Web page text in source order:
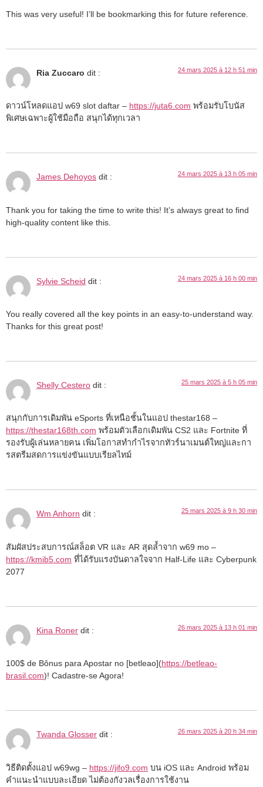
This was very useful! I’ll be bookmarking this for future reference.
Ria Zuccaro dit : 24 mars 2025 à 12 h 51 min
ดาวน์โหลดแอป w69 slot daftar – https://juta6.com พร้อมรับโบนัส
พิเศษเฉพาะผู้ใช้มือถือ สนุกได้ทุกเวลา
James Dehoyos dit : 24 mars 2025 à 13 h 05 min
Thank you for taking the time to write this! It’s always great to find
high-quality content like this.
Sylvie Scheid dit : 24 mars 2025 à 16 h 00 min
You really covered all the key points in an easy-to-understand way.
Thanks for this great post!
Shelly Cestero dit : 25 mars 2025 à 5 h 05 min
สนุกกับการเดิมพัน eSports ที่เหนือชั้นในแอป thestar168 –
https://thestar168th.com พร้อมตัวเลือกเดิมพัน CS2 และ Fortnite ที่
รองรับผู้เล่นหลายคน เพิ่มโอกาสทำกำไรจากทัวร์นาเมนต์ใหญ่และกา
รสตรีมสดการแข่งขันแบบเรียลไทม์
Wm Anhorn dit : 25 mars 2025 à 9 h 30 min
สัมผัสประสบการณ์สล็อต VR และ AR สุดล้ำจาก w69 mo –
https://kmib5.com ที่ได้รับแรงบันดาลใจจาก Half-Life และ Cyberpunk
2077
Kina Roner dit : 26 mars 2025 à 13 h 01 min
100$ de Bônus para Apostar no [betleao](https://betleao-
brasil.com)! Cadastre-se Agora!
Twanda Glosser dit : 26 mars 2025 à 20 h 34 min
วิธีติดตั้งแอป w69wg – https://jifo9.com บน iOS และ Android พร้อม
คำแนะนำแบบละเอียด ไม่ต้องกังวลเรื่องการใช้งาน